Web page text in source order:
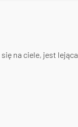
na ciele, jest lejąca